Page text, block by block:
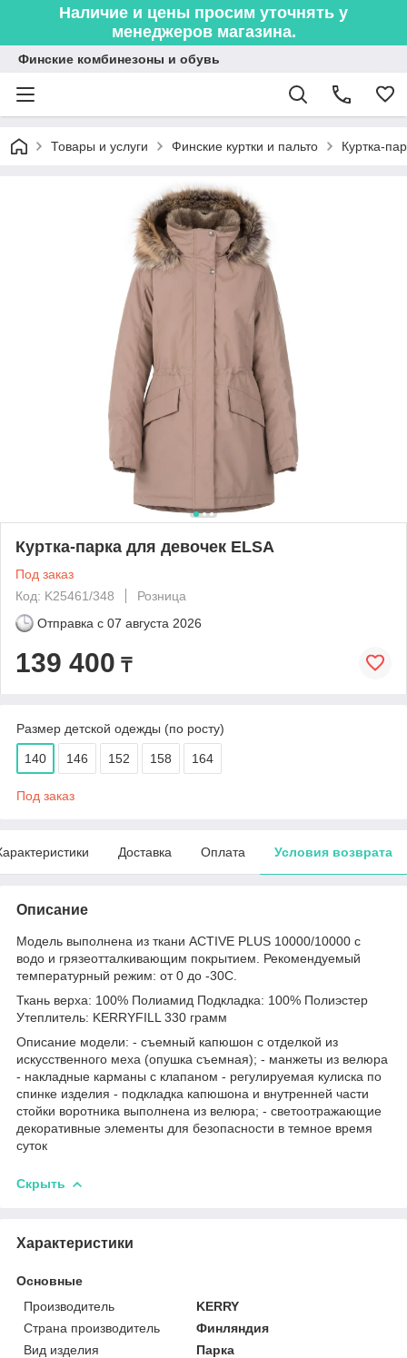
Наличие и цены просим уточнять у
менеджеров магазина.
Финские комбинезоны и обувь
Товары и услуги Финские куртки и пальто Куртка-
Куртка-парка для девочек ELSA
Под заказ
Код: K25461/348
Розница
Отправка с 07 августа 2026
139 400 ₸
Размер детской одежды (по росту)
140 146 152 158 164
Под заказ
Доставка Оплата Условия возврата
Описание
Модель выполнена из ткани ACTIVE PLUS 10000/10000 с
водо и грязеотталкивающим покрытием. Рекомендуемый
температурный режим: от 0 до -30С.
Ткань верха: 100% Полиамид Подкладка: 100% Полиэстер
Утеплитель: KERRYFILL 330 грамм
Описание модели: - съемный капюшон с отделкой из
искусственного меха (опушка съемная); - манжеты из велюра
- накладные карманы с клапаном - регулируемая кулиска по
спинке изделия - подкладка капюшона и внутренней части
стойки воротника выполнена из велюра; - светоотражающие
декоративные элементы для безопасности в темное время
суток
Скрыть
Характеристики
Основные
Производитель
KERRY
Страна производитель
Финляндия
Вид изделия
Парка